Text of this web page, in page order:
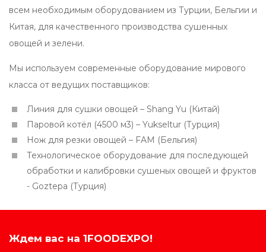
всем необходимым оборудованием из Турции, Бельгии и
Китая, для качественного производства сушенных
овощей и зелени.
Мы используем современные оборудование мирового
класса от ведущих поставщиков:
Линия для сушки овощей – Shang Yu (Китай)
Паровой котёл (4500 м3) – Yukseltur (Турция)
Нож для резки овощей – FAM (Бельгия)
Технологическое оборудование для последующей
обработки и калибровки сушеных овощей и фруктов
- Goztepa (Турция)
Ждем вас на 1FOODEXPO!